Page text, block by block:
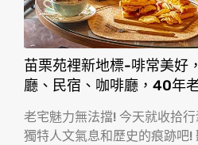
苗栗苑裡新地標-啡常美好
廳、民宿、咖啡廳，40年
老宅魅力無法擋! 今天就收拾
獨特人文氣息和歷史的痕跡吧!